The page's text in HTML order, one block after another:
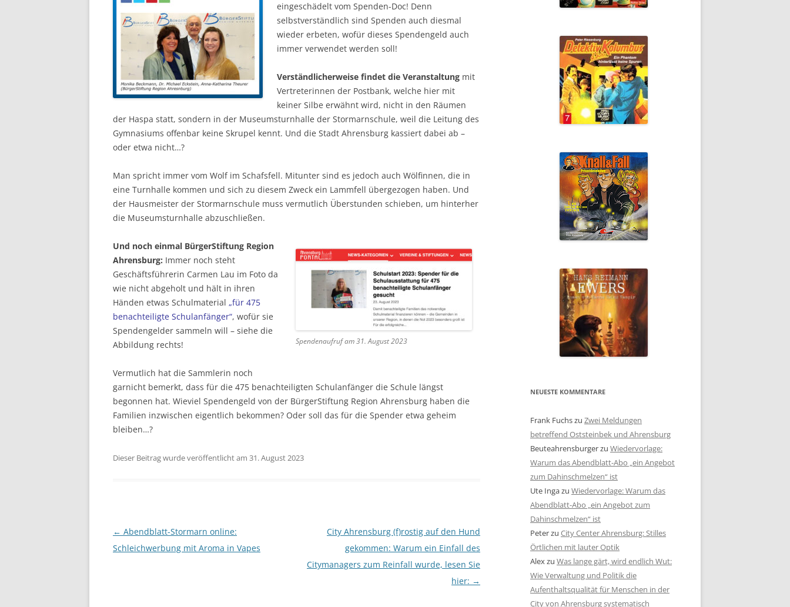
eingeschädelt vom Spenden-Doc! Denn
selbstverständlich sind Spenden auch diesmal
wieder erbeten, wofür dieses Spendengeld auch
immer verwendet werden soll!
Verständlicherweise findet die Veranstaltung mit
Vertreterinnen der Postbank, welche hier mit
keiner Silbe erwähnt wird, nicht in den Räumen
der Haspa statt, sondern in der Museumsturnhalle der Stormarnschule, weil die Leitung des
Gymnasiums offenbar keine Skrupel kennt. Und die Stadt Ahrensburg kassiert dabei ab –
oder etwa nicht…?
Man spricht immer vom Wolf im Schafsfell. Mitunter sind es jedoch auch Wölfinnen, die in
eine Turnhalle kommen und sich zu diesem Zweck ein Lammfell übergezogen haben. Und
der Hausmeister der Stormarnschule muss vermutlich Überstunden schieben, um hinterher
die Museumsturnhalle abzuschließen.
Spendenaufruf am 31. August 2023
Und noch einmal BürgerStiftung Region
Ahrensburg: Immer noch steht
Geschäftsführerin Carmen Lau im Foto da
wie nicht abgeholt und hält in ihren
Händen etwas Schulmaterial „für 475
benachteiligte Schulanfänger“, wofür sie
Spendengelder sammeln will – siehe die
Abbildung rechts!
Vermutlich hat die Sammlerin noch
garnicht bemerkt, dass für die 475 benachteiligten Schulanfänger die Schule längst
begonnen hat. Wieviel Spendengeld von der BürgerStiftung Region Ahrensburg haben die
Familien inzwischen eigentlich bekommen? Oder soll das für die Spender etwa geheim
bleiben…?
Dieser Beitrag wurde veröffentlicht am 31. August 2023
Beitragsnavigation
← Abendblatt-Stormarn online:
Schleichwerbung mit Aroma in Vapes
City Ahrensburg (f)rostig auf den Hund
gekommen: Warum ein Einfall des
Citymanagers zum Reinfall wurde, lesen Sie
hier: →
NEUESTE KOMMENTARE
Frank Fuchszu Zwei Meldungen
betreffend Oststeinbek und Ahrensburg
Beuteahrensburgerzu Wiedervorlage:
Warum das Abendblatt-Abo „ein Angebot
zum Dahinschmelzen“ ist
Ute Ingazu Wiedervorlage: Warum das
Abendblatt-Abo „ein Angebot zum
Dahinschmelzen“ ist
Peterzu City Center Ahrensburg: Stilles
Örtlichen mit lauter Optik
Alexzu Was lange gärt, wird endlich Wut:
Wie Verwaltung und Politik die
Aufenthaltsqualität für Menschen in der
City von Ahrensburg systematisch